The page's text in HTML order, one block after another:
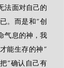
法面对自己的
。而是和“创
气息的神，我
能生存的神”
“确认自己有